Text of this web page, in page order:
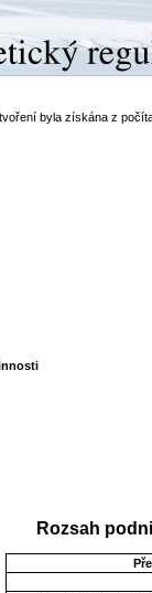
byla získána z
Rozsah